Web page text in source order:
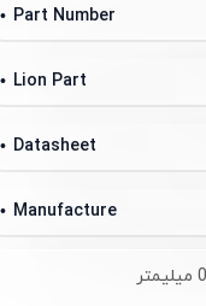
Part Number
Lion Part
Datasheet
Manufacture